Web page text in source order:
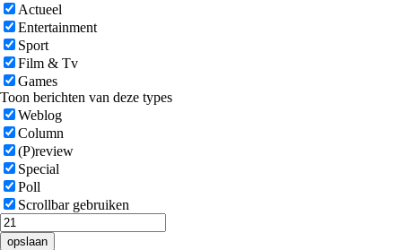
Actueel
Entertainment
Sport
Film & Tv
Games
Toon berichten van deze types
Weblog
Column
(P)review
Special
Poll
Scrollbar gebruiken
opslaan